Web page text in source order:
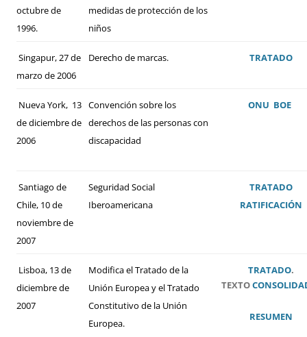
octubre de
1996.
medidas de protección de los
niños
Singapur, 27 de
marzo de 2006
Derecho de marcas. TRATADO
Nueva York, 13
de diciembre de
2006
Convención sobre los
derechos de las personas con
discapacidad
ONU BOE
Santiago de
Chile, 10 de
noviembre de
2007
Seguridad Social
Iberoamericana
TRATADO
RATIFICACIÓN
Lisboa, 13 de
diciembre de
2007
Modifica el Tratado de la
Unión Europea y el Tratado
Constitutivo de la Unión
Europea.
TRATADO.
TEXTO
RESUMEN